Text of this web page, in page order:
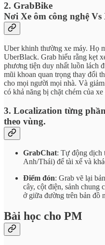
2. GrabBike
Nơi Xe ôm công nghệ
Uber khinh thường xe máy. Họ
UberBlack. Grab hiểu rằng kẹt
phương tiện duy nhất luồn lách
mũi khoan quan trọng thay đổi
cho mọi người mọi nhà. Và
có khả năng bị chặt chém của
3. Localization từng
theo vùng.
GrabChat: Tự động dịch
Anh/Thái) để tài xế và
Điểm đón: Grab vẽ lại
cây, cột điện, sảnh chung
ở giữa đường trên bản đồ
Bài học cho PM